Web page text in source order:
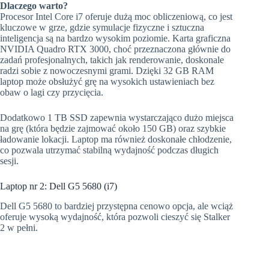
Dlaczego warto?
Procesor Intel Core i7 oferuje dużą moc obliczeniową, co jest
kluczowe w grze, gdzie symulacje fizyczne i sztuczna
inteligencja są na bardzo wysokim poziomie. Karta graficzna
NVIDIA Quadro RTX 3000, choć przeznaczona głównie do
zadań profesjonalnych, takich jak renderowanie, doskonale
radzi sobie z nowoczesnymi grami. Dzięki 32 GB RAM
laptop może obsłużyć grę na wysokich ustawieniach bez
obaw o lagi czy przycięcia.
Dodatkowo 1 TB SSD zapewnia wystarczająco dużo miejsca
na grę (która będzie zajmować około 150 GB) oraz szybkie
ładowanie lokacji. Laptop ma również doskonałe chłodzenie,
co pozwala utrzymać stabilną wydajność podczas długich
sesji.
Laptop nr 2: Dell G5 5680 (i7)
Dell G5 5680 to bardziej przystępna cenowo opcja, ale wciąż
oferuje wysoką wydajność, która pozwoli cieszyć się Stalker
2 w pełni.